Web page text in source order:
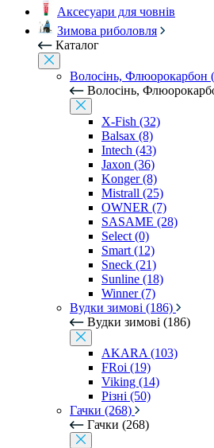
Аксесуари для човнів
Зимова риболовля
Каталог
Волосінь, Флюорокарбон
Волосінь,
X-Fish (32)
Balsax (8)
Intech (43)
Jaxon (36)
Konger (8)
Mistrall (25)
OWNER (7)
SASAME (28)
Select (0)
Smart (12)
Sneck (21)
Sunline (18)
Winner (7)
Вудки зимові (186)
Вудки зимові (186)
AKARA (103)
FRoi (19)
Viking (14)
Різні (50)
Гачки (268)
Гачки (268)